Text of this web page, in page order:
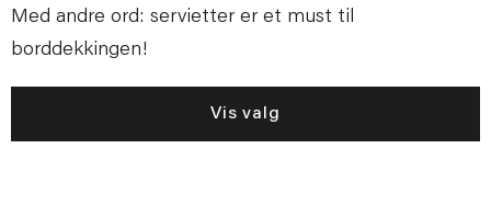
Med andre ord: servietter er et must til
borddekkingen!
Vis valg